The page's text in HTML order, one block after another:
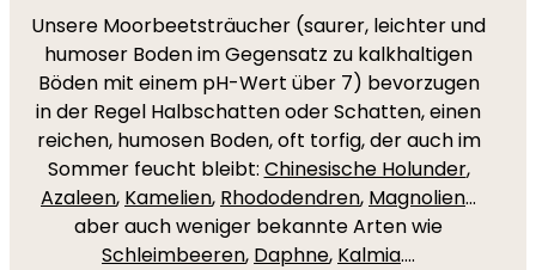
Unsere Moorbeetsträucher (saurer, leichter und
humoser Boden im Gegensatz zu kalkhaltigen
Böden mit einem pH-Wert über 7) bevorzugen
in der Regel Halbschatten oder Schatten, einen
reichen, humosen Boden, oft torfig, der auch im
Sommer feucht bleibt: Chinesische Holunder,
Azaleen, Kamelien, Rhododendren, Magnolien...
aber auch weniger bekannte Arten wie
Schleimbeeren, Daphne, Kalmia....